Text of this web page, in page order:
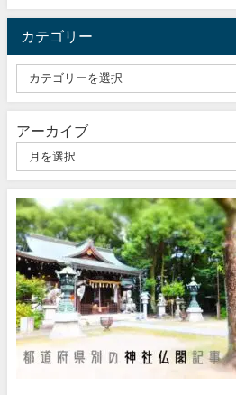
カテゴリー
アーカイブ